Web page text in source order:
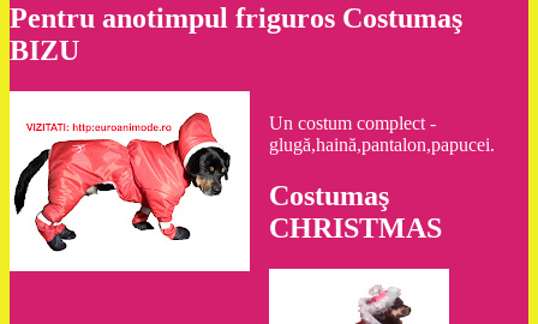
Pentru anotimpul friguros Costumaş
BIZU
Un costum complect -
glugă,haină,pantalon,papucei.
Costumaş
CHRISTMAS